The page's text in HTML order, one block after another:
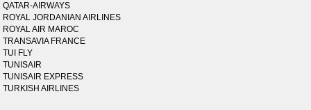
QATAR-AIRWAYS
ROYAL JORDANIAN AIRLINES
ROYAL AIR MAROC
TRANSAVIA FRANCE
TUI FLY
TUNISAIR
TUNISAIR EXPRESS
TURKISH AIRLINES